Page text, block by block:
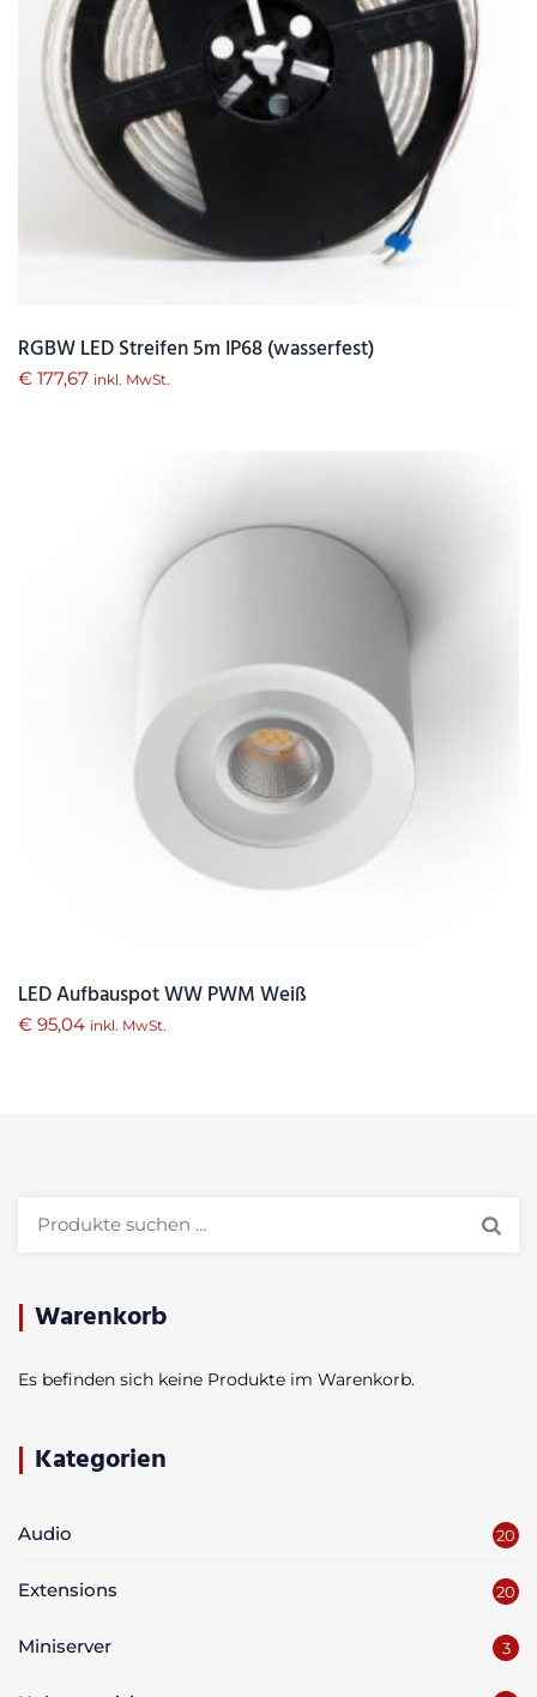
RGBW LED Streifen 5m IP68 (wasserfest)
€ 177,67 inkl. MwSt.
LED Aufbauspot WW PWM Weiß
€ 95,04 inkl. MwSt.
Warenkorb
Es befinden sich keine Produkte im Warenkorb.
Kategorien
Audio 20
Extensions 20
Miniserver 3